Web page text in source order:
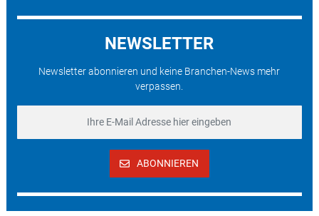
NEWSLETTER
Newsletter abonnieren und keine Branchen-News mehr
verpassen.
ABONNIEREN